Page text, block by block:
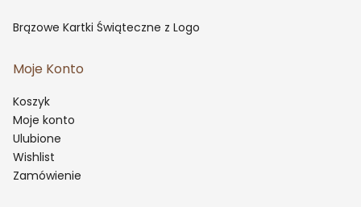
Brązowe Kartki Świąteczne z Logo
Moje Konto
Koszyk
Moje konto
Ulubione
Wishlist
Zamówienie